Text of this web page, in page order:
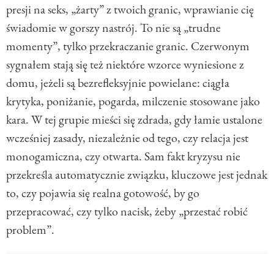
presji na seks, „żarty” z twoich granic, wprawianie cię
świadomie w gorszy nastrój. To nie są „trudne
momenty”, tylko przekraczanie granic. Czerwonym
sygnałem stają się też niektóre wzorce wyniesione z
domu, jeżeli są bezrefleksyjnie powielane: ciągła
krytyka, poniżanie, pogarda, milczenie stosowane jako
kara. W tej grupie mieści się zdrada, gdy łamie ustalone
wcześniej zasady, niezależnie od tego, czy relacja jest
monogamiczna, czy otwarta. Sam fakt kryzysu nie
przekreśla automatycznie związku, kluczowe jest jednak
to, czy pojawia się realna gotowość, by go
przepracować, czy tylko nacisk, żeby „przestać robić
problem”.